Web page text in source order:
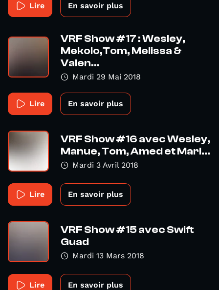
Lire En savoir plus
VRF Show #17 : Wesley,
Mekolo,Tom, Melissa &
Valen...
Mardi 29 Mai 2018
Lire En savoir plus
VRF Show #16 avec Wesley,
Manue, Tom, Amed et Marl...
Mardi 3 Avril 2018
Lire En savoir plus
VRF Show #15 avec Swift
Guad
Mardi 13 Mars 2018
Lire En savoir plus